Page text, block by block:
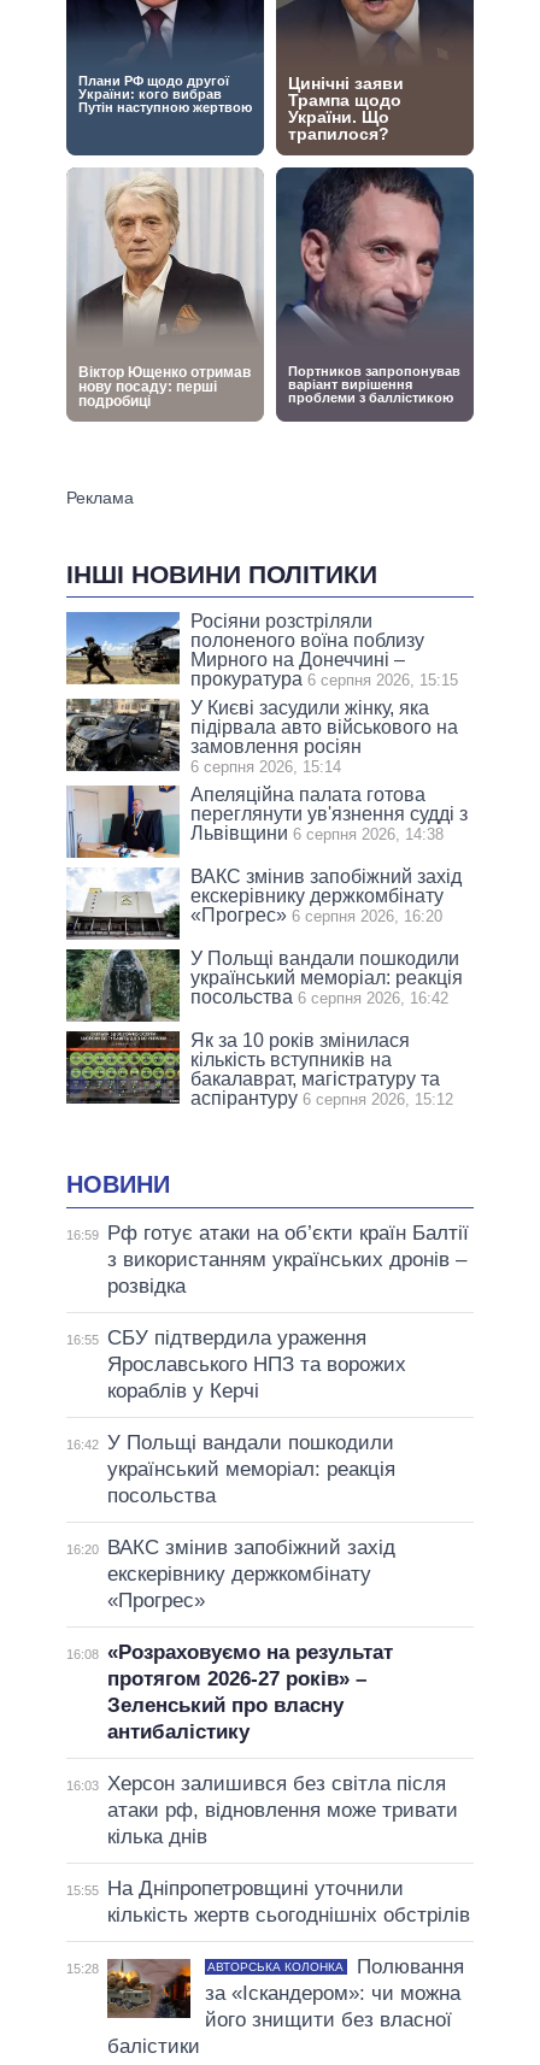
ІНШІ НОВИНИ ПОЛІТИКИ
Росіяни розстріляли
полоненого воїна поблизу
Мирного на Донеччині –
прокуратура 6 серпня 2026, 15:15
У Києві засудили жінку, яка
підірвала авто військового на
замовлення росіян
6 серпня 2026, 15:14
Апеляційна палата готова
переглянути ув'язнення судді з
Львівщини 6 серпня 2026, 14:38
ВАКС змінив запобіжний захід
екскерівнику держкомбінату
«Прогрес» 6 серпня 2026, 16:20
У Польщі вандали пошкодили
український меморіал: реакція
посольства 6 серпня 2026, 16:42
Як за 10 років змінилася
кількість вступників на
бакалаврат, магістратуру та
аспірантуру 6 серпня 2026, 15:12
НОВИНИ
16:59
Рф готує атаки на об’єкти країн Балтії
з використанням українських дронів –
розвідка
16:55
СБУ підтвердила ураження
Ярославського НПЗ та ворожих
кораблів у Керчі
16:42 У Польщі вандали пошкодили
український меморіал: реакція
посольства
16:20
ВАКС змінив запобіжний захід
екскерівнику держкомбінату
«Прогрес»
16:08 «Розраховуємо на результат
протягом 2026-27 років» –
Зеленський про власну
антибалістику
16:03 Херсон залишився без світла після
атаки рф, відновлення може тривати
кілька днів
15:55
На Дніпропетровщині уточнили
кількість жертв сьогоднішніх обстрілів
15:28 АВТОРСЬКА КОЛОНКА
Полювання
за «Іскандером»: чи можна
його знищити без власної
балістики